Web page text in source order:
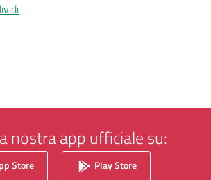
nostra app ufficiale su:
Store Play Store